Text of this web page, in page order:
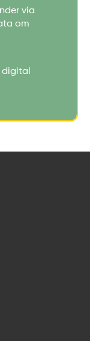
via
om
digital